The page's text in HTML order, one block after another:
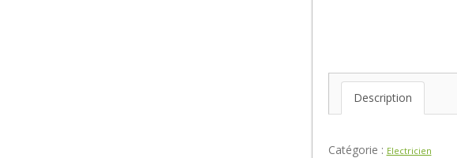
Description
Catégorie : Electricien